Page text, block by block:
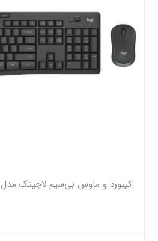
کیبورد و ماوس بی‌سیم لاجیتک مدل MK295